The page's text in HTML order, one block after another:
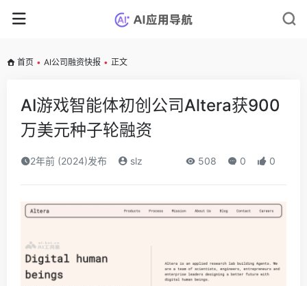
首页 • AI公司融资快报 • 正文
AI游戏智能体初创公司Altera获900
万美元种子轮融资
2年前 (2024)发布 slz 508 0 0